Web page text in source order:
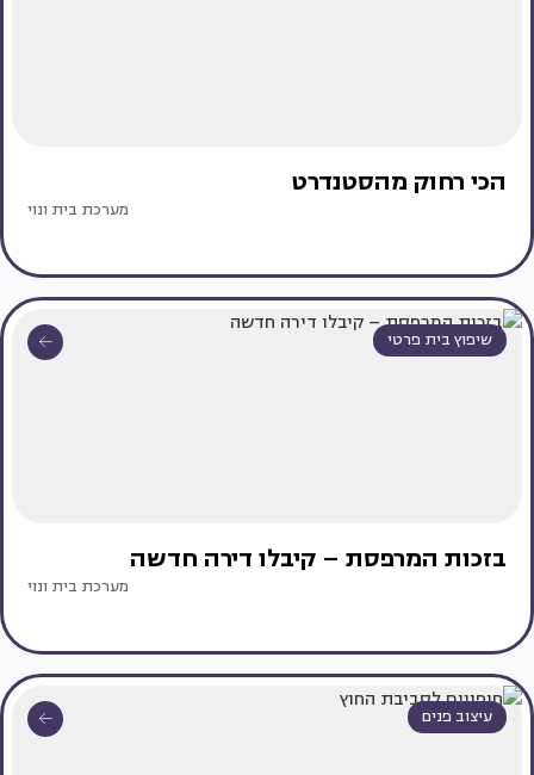
הכי רחוק מהסטנדרט
מערכת בית ונוי
שיפוץ בית פרטי
בזכות המרפסת – קיבלו דירה חדשה
מערכת בית ונוי
עיצוב פנים